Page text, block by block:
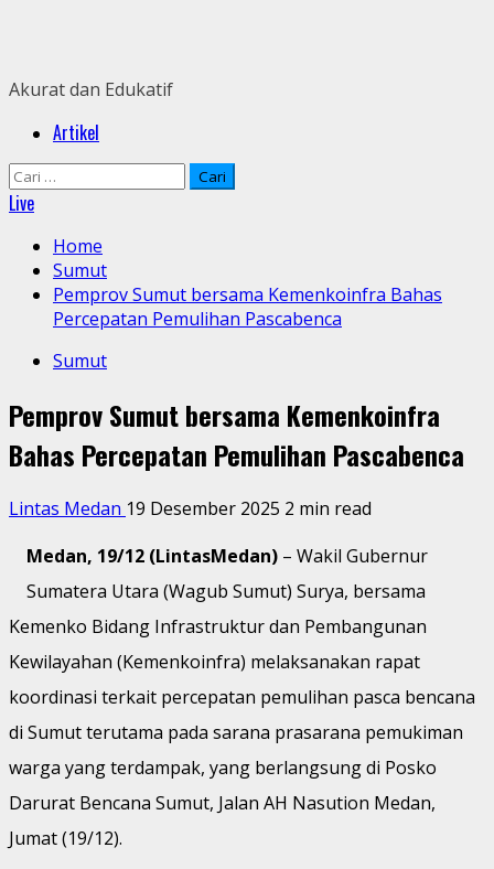
Akurat dan Edukatif
PrimaryArtikel
Cari
untuk:
Live
Home
Sumut
Pemprov Sumut bersama Kemenkoinfra Bahas
Percepatan Pemulihan Pascabenca
Sumut
Pemprov Sumut bersama Kemenkoinfra
Bahas Percepatan Pemulihan Pascabenca
Lintas Medan 19 Desember 2025 2 min read
Medan, 19/12 (LintasMedan) – Wakil Gubernur
Sumatera Utara (Wagub Sumut) Surya, bersama
Kemenko Bidang Infrastruktur dan Pembangunan
Kewilayahan (Kemenkoinfra) melaksanakan rapat
koordinasi terkait percepatan pemulihan pasca bencana
di Sumut terutama pada sarana prasarana pemukiman
warga yang terdampak, yang berlangsung di Posko
Darurat Bencana Sumut, Jalan AH Nasution Medan,
Jumat (19/12).